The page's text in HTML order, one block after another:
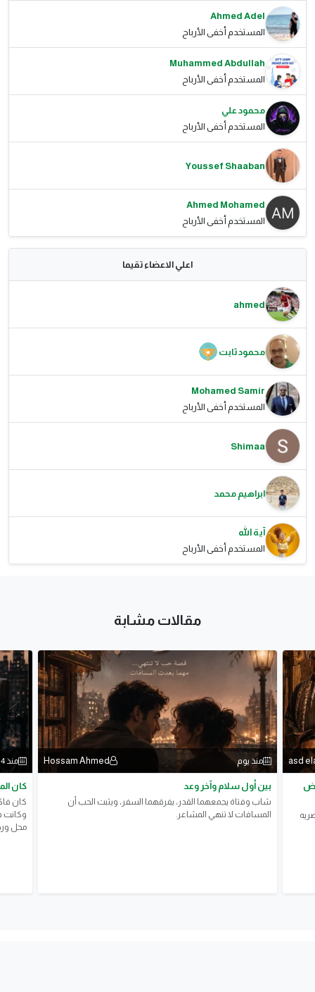
Ahmed Adel
المستخدم أخفى الأرباح
Muhammed Abdullah
المستخدم أخفى الأرباح
محمود علي
المستخدم أخفى الأرباح
Youssef Shaaban
Ahmed Mohamed
المستخدم أخفى الأرباح
اعلي الاعضاء تقيما
ahmed
محمود ثابت
Mohamed Samir
المستخدم أخفى الأرباح
Shimaa
ابراهيم محمد
آية الله
المستخدم أخفى الأرباح
مقالات مشابة
asd منذ يوم Hossam Ahmed
بين أول سلام وآخر وعد
شاب وفتاة يجمعهما القدر، يفرقهما السفر، ويثبت الحب أن
المسافات لا تنهي المشاعر.
منذ 4 أيام
كان
كان
وكانت
محل